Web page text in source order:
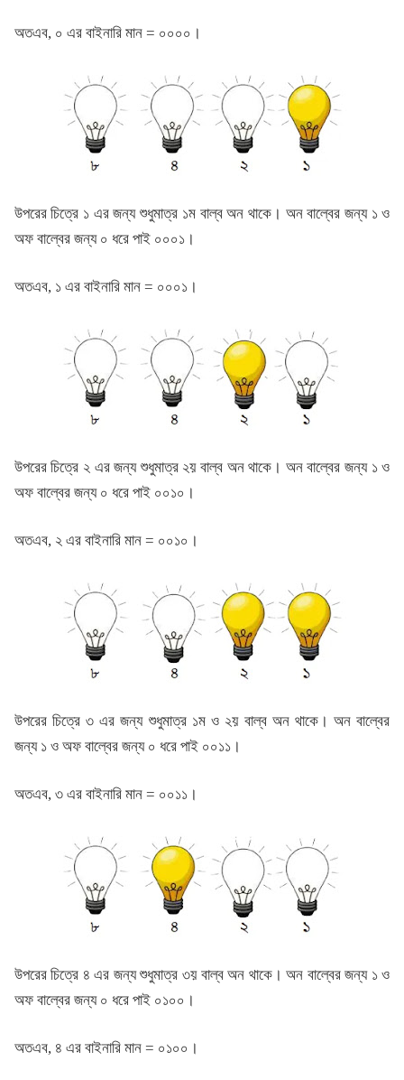
অতএব, ০ এর বাইনারি মান = ০০০০।
উপরের চিত্রে ১ এর জন্য শুধুমাত্র ১ম বাল্ব অন থাকে। অন বাল্বের জন্য ১ ও
অফ বাল্বের জন্য ০ ধরে পাই ০০০১।
অতএব, ১ এর বাইনারি মান = ০০০১।
উপরের চিত্রে ২ এর জন্য শুধুমাত্র ২য় বাল্ব অন থাকে। অন বাল্বের জন্য ১ ও
অফ বাল্বের জন্য ০ ধরে পাই ০০১০।
অতএব, ২ এর বাইনারি মান = ০০১০।
উপরের চিত্রে ৩ এর জন্য শুধুমাত্র ১ম ও ২য় বাল্ব অন থাকে। অন বাল্বের
জন্য ১ ও অফ বাল্বের জন্য ০ ধরে পাই ০০১১।
অতএব, ৩ এর বাইনারি মান = ০০১১।
উপরের চিত্রে ৪ এর জন্য শুধুমাত্র ৩য় বাল্ব অন থাকে। অন বাল্বের জন্য ১ ও
অফ বাল্বের জন্য ০ ধরে পাই ০১০০।
অতএব, ৪ এর বাইনারি মান = ০১০০।